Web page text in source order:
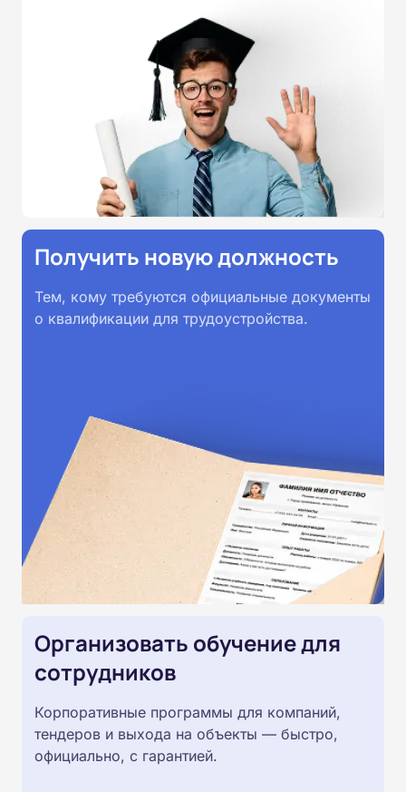
государственными
образовательными стандартами
профессионального образования.
Удостоверения и дипломы о
прохождении обучения
принимаются работодателями по
всей России.
Получить новую должность
Тем, кому требуются официальные документы
о квалификации для трудоустройства.
Организовать обучение для
сотрудников
Корпоративные программы для компаний,
тендеров и выхода на объекты — быстро,
официально, с гарантией.